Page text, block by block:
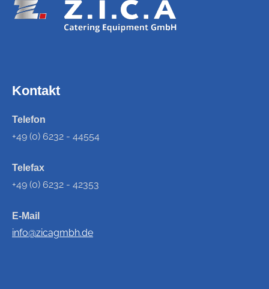
Kontakt
Telefon
+49 (0) 6232 - 44554
Telefax
+49 (0) 6232 - 42353
E-Mail
info@zicagmbh.de